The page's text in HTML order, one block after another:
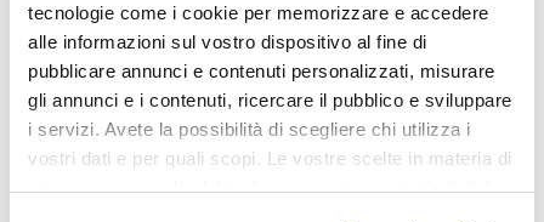
tecnologie come i cookie per memorizzare e accedere
alle informazioni sul vostro dispositivo al fine di
pubblicare annunci e contenuti personalizzati, misurare
gli annunci e i contenuti, ricercare il pubblico e sviluppare
i servizi. Avete la possibilità di scegliere chi utilizza i
vostri dati e per quali scopi. Le vostre scelte in materia di
privacy sono applicabili solo su questa proprietà digitale
passeggiare per le strette vie circondate dalla pietra è
come fare un salto indietro nel tempo, respirando
un’atmosfera rurale e di grande tradizione.
Come arrivare a Sperlinga